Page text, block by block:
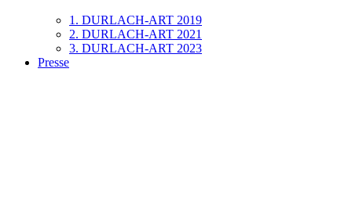
1. DURLACH-ART 2019
2. DURLACH-ART 2021
3. DURLACH-ART 2023
Presse